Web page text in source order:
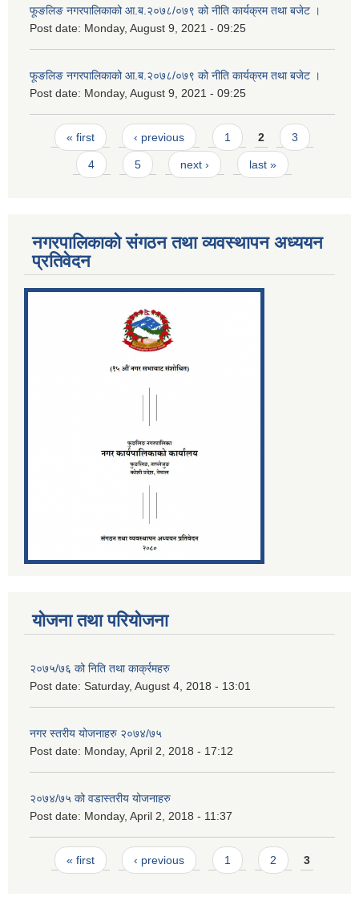
फूङलिङ नगरपालिकाको आ.ब.२०७८/०७९ को नीति कार्यक्रम तथा बजेट ।
Post date: Monday, August 9, 2021 - 09:25
फूङलिङ नगरपालिकाको आ.ब.२०७८/०७९ को नीति कार्यक्रम तथा बजेट ।
Post date: Monday, August 9, 2021 - 09:25
Pages
« first ‹ previous 1 2 3
4 5 next › last »
नगरपालिकाको संगठन तथा व्यवस्थापन अध्ययन
प्रतिवेदन
योजना तथा परियोजना
२०७५/७६ को निति तथा कार्क्रमहरु
Post date: Saturday, August 4, 2018 - 13:01
नगर स्तरीय योजनाहरु २०७४/७५
Post date: Monday, April 2, 2018 - 17:12
२०७४/७५ को वडास्तरीय योजनाहरु
Post date: Monday, April 2, 2018 - 11:37
Pages
« first ‹ previous 1 2 3